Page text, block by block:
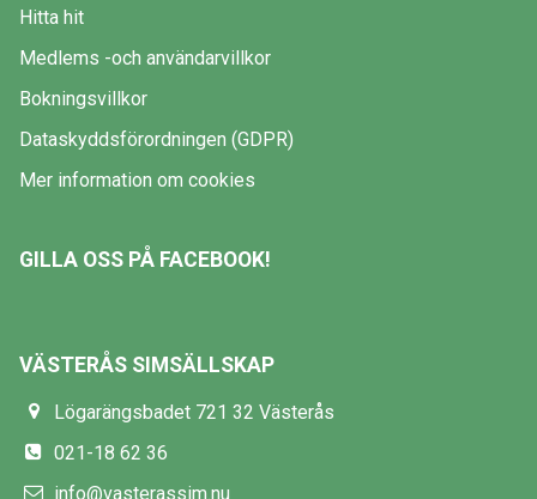
Hitta hit
Medlems -och användarvillkor
Bokningsvillkor
Dataskyddsförordningen (GDPR)
Mer information om cookies
GILLA OSS PÅ FACEBOOK!
VÄSTERÅS SIMSÄLLSKAP
Lögarängsbadet 721 32 Västerås
021-18 62 36
info@vasterassim.nu